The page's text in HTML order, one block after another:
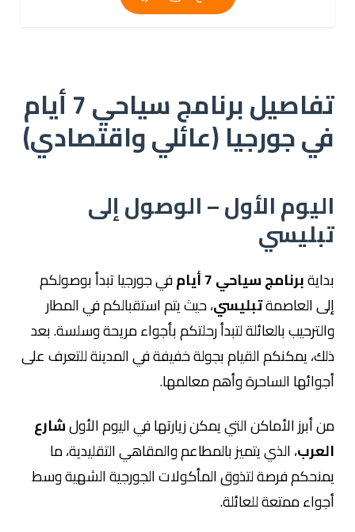
تفاصيل برنامج سياحي 7 أيام
في جورجيا (عائلي واقتصادي)
اليوم الأول – الوصول إلى
تبليسي
بدايةبرنامج سياحي 7 أيام
في جورجيا تبدأ بوصولكم
إلى العاصمةتبليسي، حيث يتم استقبالكم في المطار
والترحيب بالعائلة لتبدأ رحلتكم بأجواء مريحة وسلسة. بعد
ذلك، يمكنكم القيام بجولة خفيفة في المدينة للتعرف على
أجوائها الساحرة وأهم معالمها.
من أبرز الأماكن التي يمكن زيارتها في اليوم الأولشارع
العرب، الذي يتميز بالمطاعم والمقاهي التقليدية، ما
يمنحكم فرصة لتذوق المأكولات الجورجية الشهية وسط
أجواء ممتعة للعائلة.